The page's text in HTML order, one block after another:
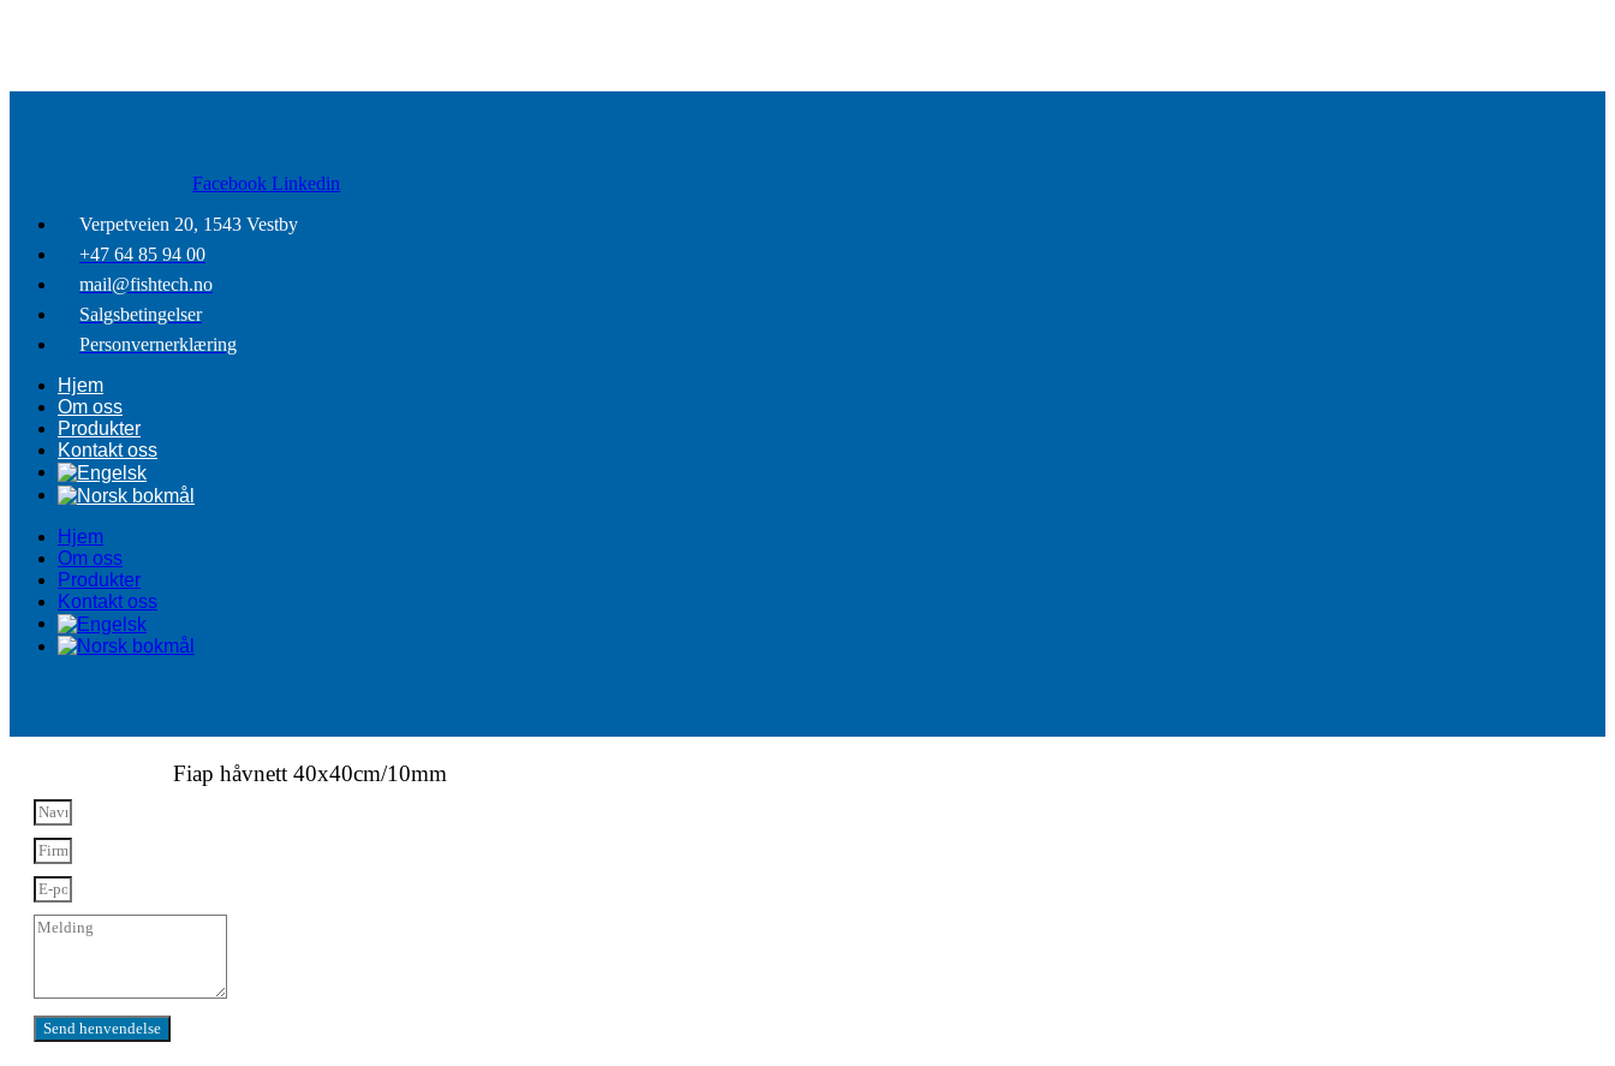
Facebook Linkedin
Verpetveien 20, 1543 Vestby
+47 64 85 94 00
mail@fishtech.no
Salgsbetingelser
Personvernerklæring
Hjem
Om oss
Produkter
Kontakt oss
Hjem
Om oss
Produkter
Kontakt oss
Fiap håvnett 40x40cm/10mm
Send henvendelse